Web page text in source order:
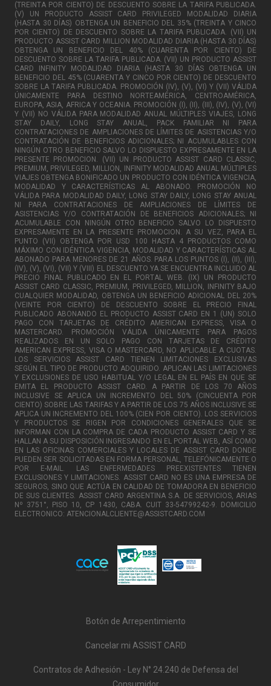
(TREINTA POR CIENTO) DE DESCUENTO SOBRE LA TARIFA PUBLICADA.
(V) UN PRODUCTO ASSIST CARD PRIVILEGED MODALIDAD DIARIA
(HASTA 30 DÍAS) OBTENGA UN BENEFICIO DEL 35% (TREINTA Y CINCO
POR CIENTO) DE DESCUENTO SOBRE LA TARIFA PUBLICADA. (VII) UN
PRODUCTO ASSIST CARD MILLION MODALIDAD DIARIA (HASTA 30 DÍAS)
OBTENGA UN BENEFICIO DEL 40% (CUARENTA POR CIENTO) DE
DESCUENTO SOBRE LA TARIFA PUBLICADA. (VII) UN PRODUCTO ASSIST
CARD INFINITY MODALIDAD DIARIA (HASTA 30 DÍAS OBTENGA UN
BENEFICIO DEL 45% (CUARENTA Y CINCO POR CIENTO) DE DESCUENTO
SOBRE LA TARIFA PUBLICADA. PROMOCIÓN (IV), (V), (VI) Y (VII) VÁLIDA
ÚNICAMENTE PARA DESTINO NORTEAMÉRICA, CENTROAMÉRICA,
EUROPA, ASIA, AFRICA Y OCEANIA. PROMOCIÓN (I), (II), (III), (IV), (V), (VI)
Y (VII) NO VÁLIDA PARA MODALIDAD ANUAL MÚLTIPLES VIAJES, LONG
STAY DAILY, LONG STAY ANUAL, PACK FAMILIAR NI PARA
CONTRATACIONES DE AMPLIACIONES DE LÍMITES DE ASISTENCIAS Y/O
CONTRATACIÓN DE BENEFICIOS ADICIONALES; NI ACUMULABLES CON
NINGÚN OTRO BENEFICIO SALVO LO DISPUESTO EXPRESAMENTE EN LA
PRESENTE PROMOCION. (VII) UN PRODUCTO ASSIST CARD CLASSIC,
PREMIUM, PRIVILEGED, MILLION, INFINITY MODALIDAD ANUAL MÚLTIPLES
VIAJES OBTENGA BONIFICADO UN PRODUCTO CON IDÉNTICA VIGENCIA,
MODALIDAD Y CARACTERÍSTICAS AL ABONADO. PROMOCIÓN NO
VÁLIDA PARA MODALIDAD DAILY, LONG STAY DAILY, LONG STAY ANUAL
NI PARA CONTRATACIONES DE AMPLIACIONES DE LÍMITES DE
ASISTENCIAS Y/O CONTRATACIÓN DE BENEFICIOS ADICIONALES; NI
ACUMULABLE CON NINGÚN OTRO BENEFICIO SALVO LO DISPUESTO
EXPRESAMENTE EN LA PRESENTE PROMOCION. A SU VEZ, PARA EL
PUNTO (VII) OBTENGA POR USD 100 HASTA 4 PRODUCTOS COMO
MÁXIMO CON IDÉNTICA VIGENCIA, MODALIDAD Y CARACTERÍSTICAS AL
ABONADO PARA MENORES DE 21 AÑOS. PARA LOS PUNTOS (I), (II), (III),
(IV), (V), (VI), (VII) Y (VIII) EL DESCUENTO YA SE ENCUENTRA INCLUIDO AL
PRECIO FINAL PUBLICADO EN EL PORTAL WEB. (IX) UN PRODUCTO
ASSIST CARD CLASSIC, PREMIUM, PRIVILEGED, MILLION, INFINITY BAJO
CUALQUIER MODALIDAD, OBTENGA UN BENEFICIO ADICIONAL DEL 20%
(VEINTE POR CIENTO) DE DESCUENTO SOBRE EL PRECIO FINAL
PUBLICADO ABONANDO EL PRODUCTO ASSIST CARD EN 1 (UN) SOLO
PAGO CON TARJETAS DE CRÉDITO AMERICAN EXPRESS, VISA O
MASTERCARD. PROMOCIÓN VÁLIDA ÚNICAMENTE PARA PAGOS
REALIZADOS EN UN SOLO PAGO CON TARJETAS DE CRÉDITO
AMERICAN EXPRESS, VISA O MASTERCARD, NO APLICABLE A CUOTAS.
LOS SERVICIOS ASSIST CARD TIENEN LIMITACIONES EXCLUSIVAS
SEGÚN EL TIPO DE PRODUCTO ADQUIRIDO. APLICAN LAS LIMITACIONES
Y EXCLUSIONES DE USO HABITUAL Y/O LEGAL EN EL PAÍS EN QUE SE
EMITA EL PRODUCTO ASSIST CARD. A PARTIR DE LOS 70 AÑOS
INCLUSIVE SE APLICA UN INCREMENTO DEL 50% (CINCUENTA POR
CIENTO) SOBRE LAS TARIFAS Y A PARTIR DE LOS 75 AÑOS INCLUSIVE SE
APLICA UN INCREMENTO DEL 100% (CIEN POR CIENTO). LOS SERVICIOS
Y PRODUCTOS SE RIGEN POR CONDICIONES GENERALES QUE SE
INFORMAN CON LA COMPRA DE CADA PRODUCTO ASSIST CARD Y SE
HALLAN A SU DISPOSICIÓN INGRESANDO EN EL PORTAL WEB, ASÍ COMO
EN LAS OFICINAS COMERCIALES Y LOCALES DE ASSIST CARD DONDE
PUEDEN SER SOLICITADAS EN FORMA PERSONAL, TELEFÓNICAMENTE O
POR E-MAIL. LAS ENFERMEDADES PREEXISTENTES TIENEN
EXCLUSIONES Y LIMITACIONES. ASSIST CARD NO ES UNA EMPRESA DE
SEGUROS, SINO QUE ACTÚA EN CALIDAD DE TOMADORA EN BENEFICIO
DE SUS CLIENTES. ASSIST CARD ARGENTINA S.A. DE SERVICIOS, ARIAS
Nº 3751°, PISO 10, CP 1430, CABA. CUIT 33-54799242-9. DOMICILIO
ELECTRONICO: ATENCIONALCLIENTE@ASSISTCARD.COM
Botón de Arrepentimiento
Cancelar mi ASSIST CARD
Contratos de Adhesión - Ley N° 24.240 de Defensa del